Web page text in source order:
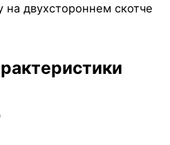
на двухстороннем скотче